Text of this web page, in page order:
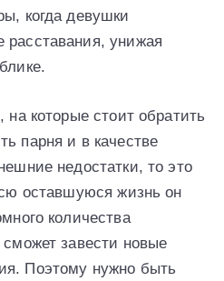
когда девушки
расставания, унижая
на которые стоит обратить
парня и в качестве
недостатки, то это
оставшуюся жизнь он
количества
завести новые
Поэтому нужно быть